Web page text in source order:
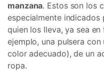
manzana. Estos son los
especialmente
quien los lleva, ya sea
ejemplo, una pulsera
color adecuado), de un
ropa.